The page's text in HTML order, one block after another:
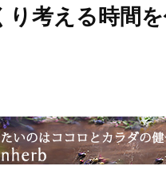
り考える時間を